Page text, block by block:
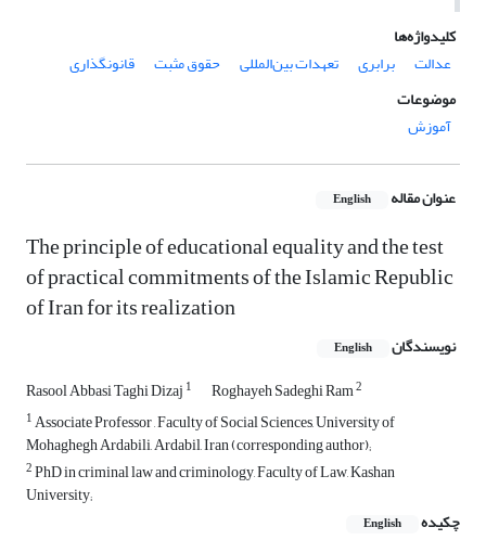
کلیدواژه‌ها
عدالت
برابری تعهدات بین‌المللی حقوق مثبت
قانونگذاری
موضوعات
آموزش
عنوان مقاله English
The principle of educational equality and the test
of practical commitments of the Islamic Republic
of Iran for its realization
نویسندگان English
Rasool Abbasi Taghi Dizaj 1 Roghayeh Sadeghi Ram2
1Associate Professor , Faculty of Social Sciences, University of
Mohaghegh Ardabili, Ardabil, Iran (corresponding author);
2PhD in criminal law and criminology, Faculty of Law, Kashan
University;
چکیده
English